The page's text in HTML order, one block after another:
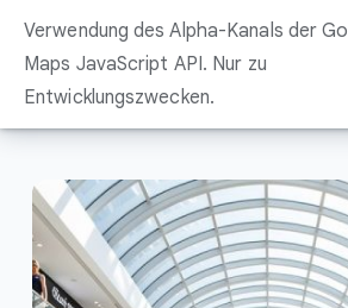
Inhalt
springen
Verwendung des Alpha-Kanals der
Maps JavaScript API. Nur zu
Entwicklungszwecken.